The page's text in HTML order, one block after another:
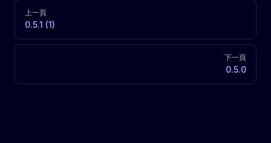
Pager
上一頁
0.5.1 (1)
下一頁
0.5.0